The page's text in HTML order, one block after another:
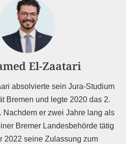
El-Zaatari
absolvierte sein Jura-Studium
Bremen und legte 2020 das 2.
Nachdem er zwei Jahre lang als
Bremer Landesbehörde tätig
2022 seine Zulassung zum